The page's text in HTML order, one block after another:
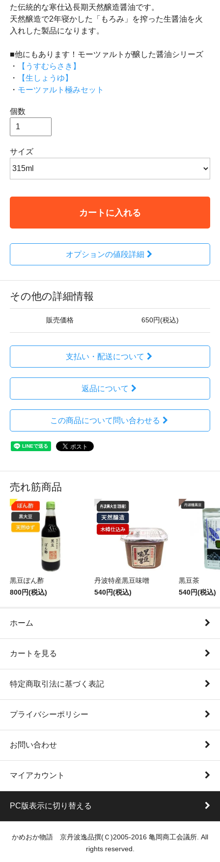
た伝統的な寒仕込長期天然醸造醤油です。
天然醸造で2年寝かした「もろみ」を搾った生醤油を火
入れした製品になります。
■他にもあります！モーツァルトが醸した醤油シリーズ
・
【うすむらさき】
・
【生しょうゆ】
・ モーツァルト極みセット
個数
サイズ
カートに入れる
オプションの値段詳細
その他の詳細情報
販売価格 650円(税込)
支払い・配送について
返品について
この商品について問い合わせる
売れ筋商品
黒豆ぽん酢
800円(税込)
丹波特産黒豆味噌
540円(税込)
黒豆茶
540円(税込)
ホーム
カートを見る
特定商取引法に基づく表記
プライバシーポリシー
お問い合わせ
マイアカウント
PC版表示に切り替える
かめおか物語 京丹波逸品撰(Ｃ)2005-2016 亀岡商工会議所. All
rights reserved.